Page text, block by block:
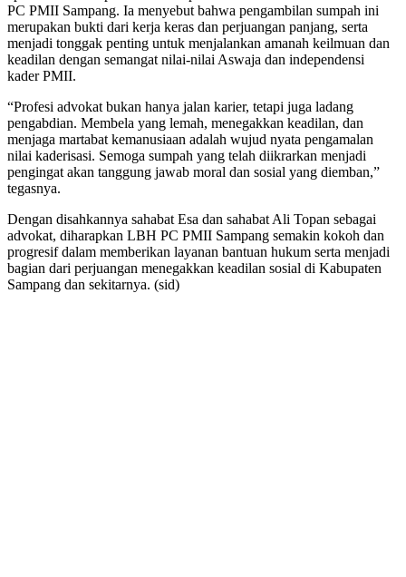
PC PMII Sampang. Ia menyebut bahwa pengambilan sumpah ini
merupakan bukti dari kerja keras dan perjuangan panjang, serta
menjadi tonggak penting untuk menjalankan amanah keilmuan dan
keadilan dengan semangat nilai-nilai Aswaja dan independensi
kader PMII.
“Profesi advokat bukan hanya jalan karier, tetapi juga ladang
pengabdian. Membela yang lemah, menegakkan keadilan, dan
menjaga martabat kemanusiaan adalah wujud nyata pengamalan
nilai kaderisasi. Semoga sumpah yang telah diikrarkan menjadi
pengingat akan tanggung jawab moral dan sosial yang diemban,”
tegasnya.
Dengan disahkannya sahabat Esa dan sahabat Ali Topan sebagai
advokat, diharapkan LBH PC PMII Sampang semakin kokoh dan
progresif dalam memberikan layanan bantuan hukum serta menjadi
bagian dari perjuangan menegakkan keadilan sosial di Kabupaten
Sampang dan sekitarnya. (sid)